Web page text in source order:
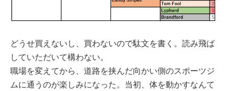
どうせ買えないし、買わないので駄文を書く。読み飛ば
していただいて構わない。
職場を変えてから、道路を挟んだ向かい側のスポーツジ
ムに通うのが楽しみになった。当初、体を動かすなんて